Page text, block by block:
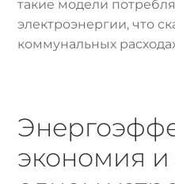
такие модели
электроэнергии, что
коммунальных
экономия и